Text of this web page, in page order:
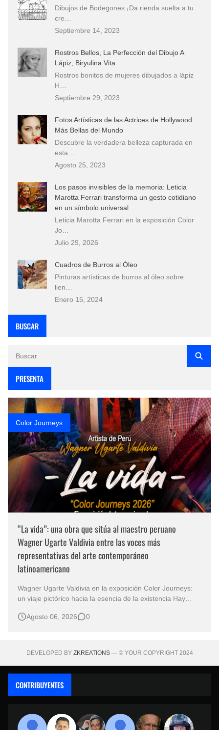
Dibujos de Bodegones ¡Da rienda suelta a tu
cre…
Septiembre 14, 2023
Rostros Bellos, La Perfección del Dibujo A
Lápiz, Biryulina Vita
Rostros bonitos de mujeres dibujados a lápiz
H…
Septiembre 29, 2023
Fotos Artísticas de las Actrices de Hollywood
Más Bellas del Mundo
Descubre la verdadera belleza capturada en
esta…
Agosto 25, 2023
Los pasos invisibles de la memoria: Leticia
Marotta Ferrari transforma un gesto cotidiano
en un símbolo universal
Leticia Marotta Ferrari en la exposición Color
Jo…
Julio 29, 2026
Cuadros de Burros al Óleo
Pinturas artísticas de burros al óleo sobre
lien…
Enero 15, 2024
BUSCAR
PRESENTA
Color Journeys
“La vida”: una obra que sitúa al maestro peruano
Wagner Ugarte Valdivia entre las voces más
representativas del arte contemporáneo
latinoamericano
Wagner Ugarte Valdivia en la exposición Color Journeys:
un viaje pictórico hacia la esencia de la existencia Hay
aquello que permanece oculto en la conciencia humana.
Agosto 06, 2026 0
DEVELOPED BY ZKREATIONS— © YOUR COPYRIGHT 2024
CONTRIBUYENTES